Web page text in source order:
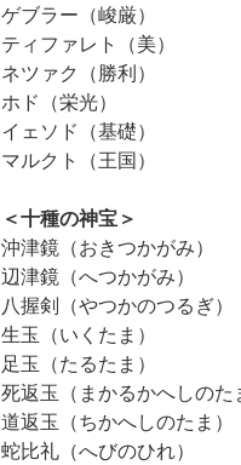
ゲブラー（峻厳）
ティファレト（美）
ネツァク（勝利）
ホド（栄光）
イェソド（基礎）
マルクト（王国）
＜十種の神宝＞
沖津鏡（おきつかがみ）
辺津鏡（へつかがみ）
八握剣（やつかのつるぎ）
生玉（いくたま）
足玉（たるたま）
死返玉（まかるかへしのた
道返玉（ちかへしのたま）
蛇比礼（へびのひれ）